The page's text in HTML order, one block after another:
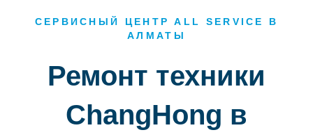
СЕРВИСНЫЙ ЦЕНТР ALL SERVICE В
АЛМАТЫ
Ремонт техники
ChangHong в